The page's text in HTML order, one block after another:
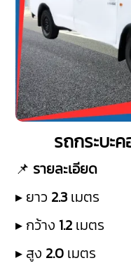
รถกระบะ
📌 รายละเอียด
▸ ยาว 2.3 เมตร
▸ กว้าง 1.2 เมตร
▸ สูง 2.0 เมตร